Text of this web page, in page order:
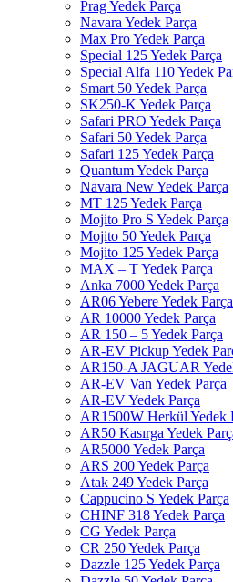
Prag Yedek Parça
Navara Yedek Parça
Max Pro Yedek Parça
Special 125 Yedek Parça
Special Alfa 110 Yedek
Smart 50 Yedek Parça
SK250-K Yedek Parça
Safari PRO Yedek Parça
Safari 50 Yedek Parça
Safari 125 Yedek Parça
Quantum Yedek Parça
Navara New Yedek Parça
MT 125 Yedek Parça
Mojito Pro S Yedek Parça
Mojito 50 Yedek Parça
Mojito 125 Yedek Parça
MAX – T Yedek Parça
Anka 7000 Yedek Parça
AR06 Yebere Yedek Parça
AR 10000 Yedek Parça
AR 150 – 5 Yedek Parça
AR-EV Pickup Yedek
AR150-A JAGUAR
AR-EV Van Yedek Parça
AR-EV Yedek Parça
AR1500W Herkül Yedek
AR50 Kasırga Yedek
AR5000 Yedek Parça
ARS 200 Yedek Parça
Atak 249 Yedek Parça
Cappucino S Yedek Parça
CHINF 318 Yedek Parça
CG Yedek Parça
CR 250 Yedek Parça
Dazzle 125 Yedek Parça